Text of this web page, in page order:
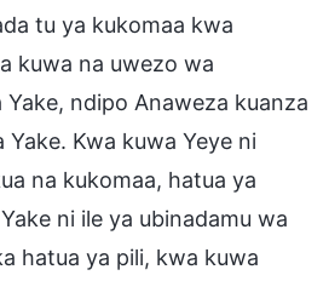
tu ya kukomaa kwa
kuwa na uwezo wa
ndipo Anaweza kuanza
Kwa kuwa Yeye ni
na kukomaa, hatua ya
ni ile ya ubinadamu wa
hatua ya pili, kwa kuwa